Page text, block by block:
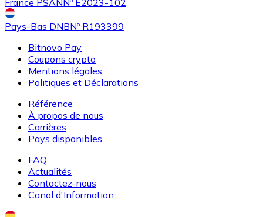
France PSANNº E2023-102
Pays-Bas DNBNº R193399
Bitnovo Pay
Coupons crypto
Mentions légales
Politiques et Déclarations
Référence
À propos de nous
Carrières
Pays disponibles
FAQ
Actualités
Contactez-nous
Canal d'Information